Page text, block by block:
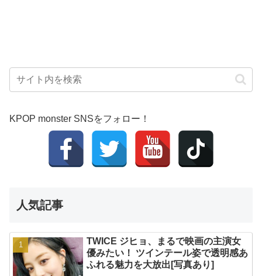
KPOP monster SNSをフォロー！
人気記事
TWICE ジヒョ、まるで映画の主演女
優みたい！ ツインテール姿で透明感あ
ふれる魅力を大放出[写真あり]